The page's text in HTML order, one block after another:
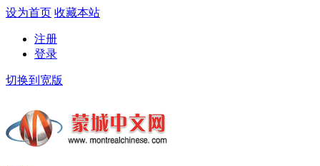
设为首页 收藏本站
注册
登录
切换到宽版